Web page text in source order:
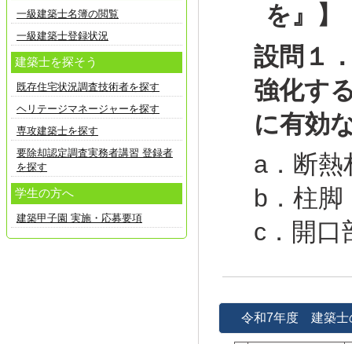
を』】
設問１
強化す
に有効
a．断
b．柱
c．開口
令和7年度 建築士
一級建築士名簿の閲覧
一級建築士登録状況
建築士を探そう
既存住宅状況調査技術者を探す
ヘリテージマネージャーを探す
専攻建築士を探す
要除却認定調査実務者講習 登録者
を探す
学生の方へ
建築甲子園 実施・応募要項